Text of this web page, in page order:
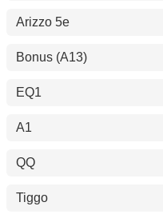
Arizzo 5e
Bonus (A13)
EQ1
A1
QQ
Tiggo